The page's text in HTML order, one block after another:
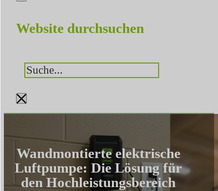
Website durchsuchen
Suchen
×
Wandmontierte elektrische
Luftpumpe: Die Lösung für
den Hochleistungsbereich